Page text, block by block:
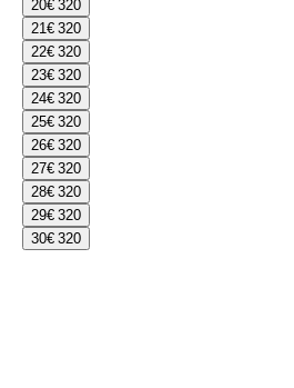
20€ 320
21€ 320
22€ 320
23€ 320
24€ 320
25€ 320
26€ 320
27€ 320
28€ 320
29€ 320
30€ 320